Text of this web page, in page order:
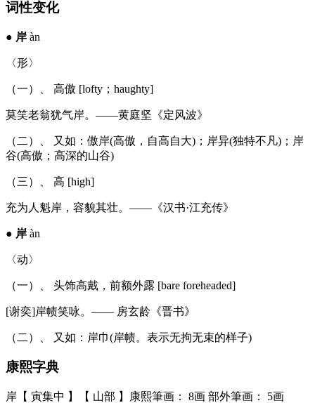
词性变化
● 岸 àn
〈形〉
（一）、 高傲 [lofty；haughty]
莫笑老翁犹气岸。——黄庭坚《定风波》
（二）、 又如：傲岸(高傲，自高自大)；岸异(独特不凡)；岸
谷(高傲；高深的山谷)
（三）、 高 [high]
充为人魁岸，容貌其壮。——《汉书·江充传》
● 岸 àn
〈动〉
（一）、 头饰高戴，前额外露 [bare foreheaded]
[谢奕]岸帻笑咏。—— 房玄龄《晋书》
（二）、 又如：岸巾(岸帻。表示无拘无束的样子)
康熙字典
岸【 寅集中 】【 山部 】康熙筆画： 8画 部外筆画： 5画